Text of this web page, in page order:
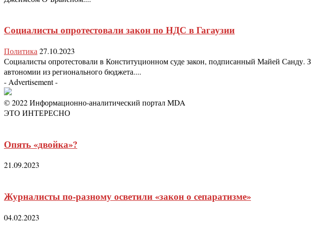
Социалисты опротестовали закон по НДС в Гагаузии
Политика 27.10.2023
Социалисты опротестовали в Конституционном суде закон, подписанный Майей Санду.
автономии из регионального бюджета....
- Advertisement -
© 2022 Информационно-аналитический портал MDA
ЭТО ИНТЕРЕСНО
Опять «двойка»?
21.09.2023
Журналисты по-разному осветили «закон о сепаратизме»
04.02.2023